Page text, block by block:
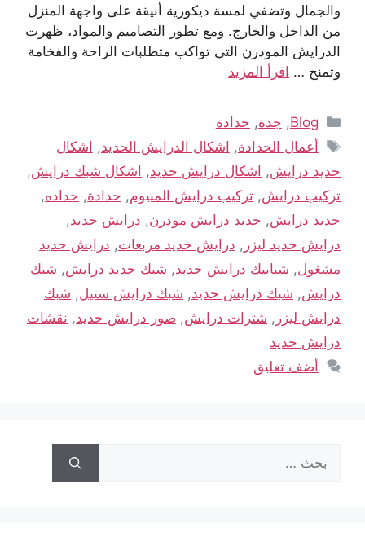
والجمال وتضفي لمسة ديكورية أنيقة على واجهة المنزل
من الداخل والخارج. ومع تطور التصاميم والمواد، ظهرت
الدرايش المودرن التي تواكب متطلبات الراحة والفخامة
وتمنح … اقرأ المزيد
Blog
, جدة, حدادة
أعمال الحدادة, اشكال الدرايش الحديد, اشكال
حديد درايش, اشكال درايش حديد, اشكال شبك درايش,
تركيب درايش, تركيب درايش المنيوم, حدادة, حداده,
حديد درايش, حديد درايش مودرن, درايش حديد,
درايش حديد ليزر , درايش حديد مربعات, درايش حديد
مشغول, شبابيك درايش حديد, شبك حديد درايش, شبك
درايش, شبك درايش حديد, شبك درايش ستيل, شبك
درايش ليزر , شترات درايش, صور درايش حديد, نقشات
درايش حديد
أضف تعليق